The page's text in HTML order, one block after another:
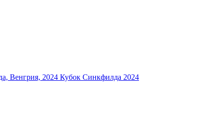
Венгрия, 2024 Кубок Синкфилда 2024